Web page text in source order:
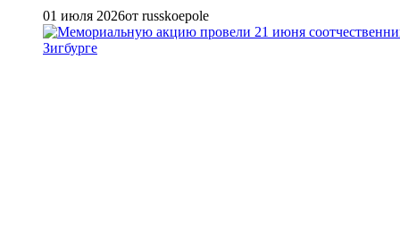
01 июля 2026от russkoepole